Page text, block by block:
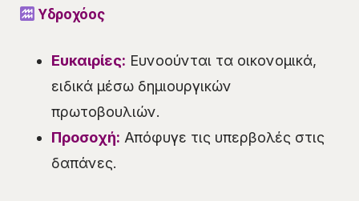
Υδροχόος
Ευκαιρίες: Ευνοούνται τα οικονομικά,
ειδικά μέσω δημιουργικών
πρωτοβουλιών.
Προσοχή: Απόφυγε τις υπερβολές στις
δαπάνες.